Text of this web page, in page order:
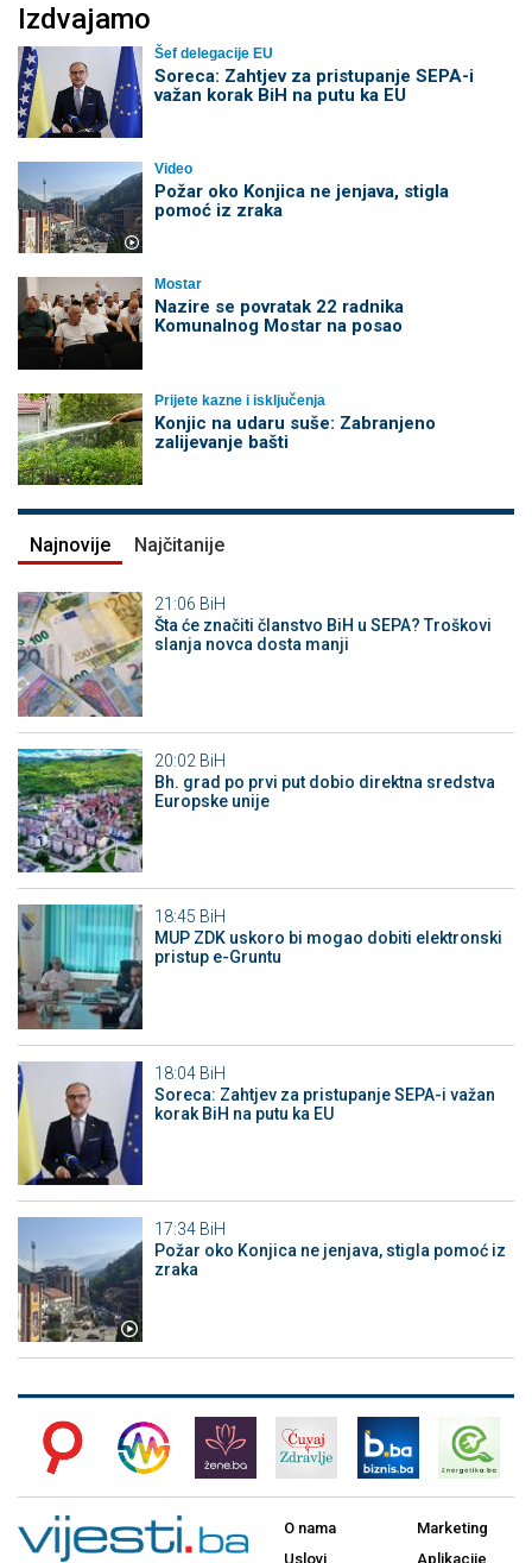
Izdvajamo
Šef delegacije EU
Soreca: Zahtjev za pristupanje SEPA-i
važan korak BiH na putu ka EU
Video
Požar oko Konjica ne jenjava, stigla
pomoć iz zraka
Mostar
Nazire se povratak 22 radnika
Komunalnog Mostar na posao
Prijete kazne i isključenja
Konjic na udaru suše: Zabranjeno
zalijevanje bašti
Najnovije Najčitanije
21:06 BiH
Šta će značiti članstvo BiH u SEPA? Troškovi
slanja novca dosta manji
20:02 BiH
Bh. grad po prvi put dobio direktna sredstva
Europske unije
18:45 BiH
MUP ZDK uskoro bi mogao dobiti elektronski
pristup e-Gruntu
18:04 BiH
Soreca: Zahtjev za pristupanje SEPA-i važan
korak BiH na putu ka EU
17:34 BiH
Požar oko Konjica ne jenjava, stigla pomoć iz
zraka
O nama
Uslovi
Marketing
Aplikacije